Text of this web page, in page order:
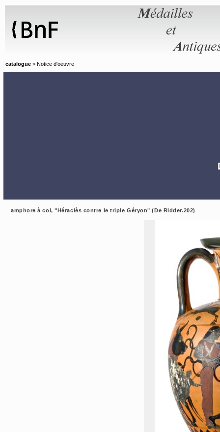
catalogue > Notice d'oeuvre
amphore à col, "Héraclès contre le triple Géryon" (De Ridder.202)